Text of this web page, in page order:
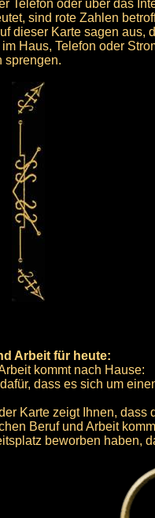
Telefon oder über das
sind rote Zahlen
dieser Karte sagen
Haus, Telefon oder
sprengen.
Arbeit für heute:
kommt nach Hause:
dass es sich um
Karte zeigt Ihnen, dass
Beruf und Arbeit
beworben haben,